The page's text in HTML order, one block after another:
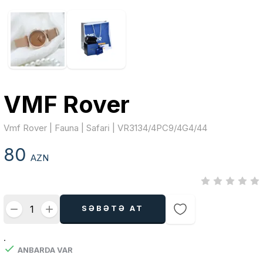
VMF Rover
Vmf Rover | Fauna | Safari̇ | VR3134/4PC9/4G4/44
80AZN
SƏBƏTƏ AT
.
ANBARDA VAR